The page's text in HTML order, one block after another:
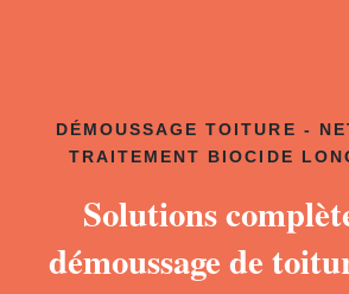
DÉMOUSSAGE TOITURE -
TRAITEMENT BIOCIDE
Solutions
démoussage de